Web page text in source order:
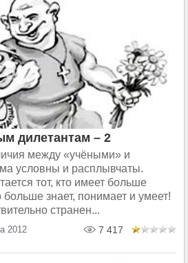
дилетантам – 2
между «учёными» и
условны и расплывчаты.
тот, кто имеет больше
больше знает, понимает и умеет!
странен...
2012 7 417